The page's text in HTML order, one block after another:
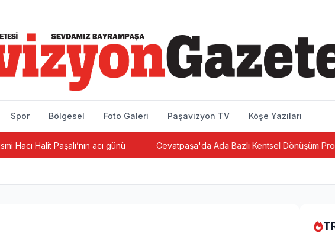
Spor Bölgesel Foto Galeri Paşavizyon TV Köşe Yazıları
acı günü Cevatpaşa'da Ada Bazlı Kentsel Dönüşüm Projesinde